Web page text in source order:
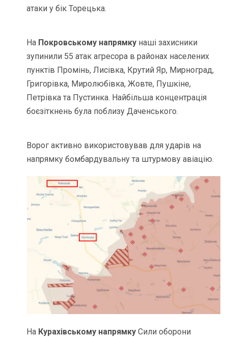
атаки у бік Торецька.
На Покровському напрямку наші захисники
зупинили 55 атак агресора в районах населених
пунктів Промінь, Лисівка, Крутий Яр, Мирноград,
Григорівка, Миролюбівка, Жовте, Пушкіне,
Петрівка та Пустинка. Найбільша концентрація
боєзіткнень була поблизу Даченського.
Ворог активно використовував для ударів на
напрямку бомбардувальну та штурмову авіацію.
На Курахівському напрямку Сили оборони